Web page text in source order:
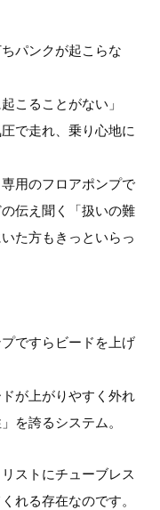
パンクが起こらな
こることがない」
で走れ、乗り心地に
用のフロアポンプで
伝え聞く「扱いの難
た方もきっといらっ
ですらビードを上げ
が上がりやすく外れ
を誇るシステム。
ストにチューブレス
れる存在なのです。